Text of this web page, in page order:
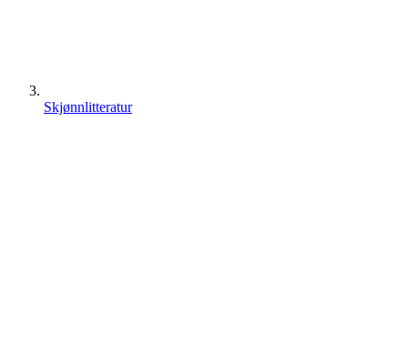
Skjønnlitteratur